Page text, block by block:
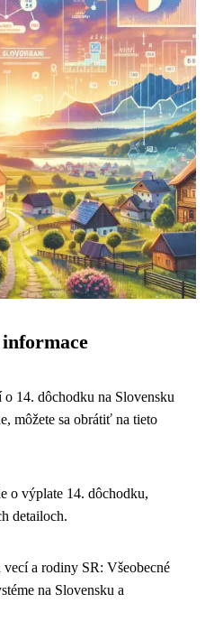
14. dôchodku na Slovensku
môžete sa obrátiť na tieto
o výplate 14. dôchodku,
detailoch.
a rodiny SR: Všeobecné
na Slovensku a